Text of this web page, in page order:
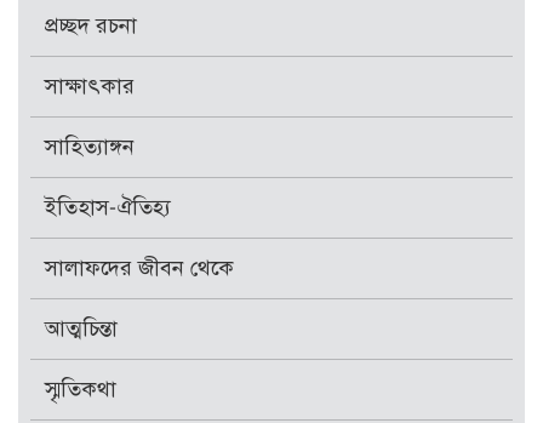
প্রচ্ছদ রচনা
সাক্ষাৎকার
সাহিত্যাঙ্গন
ইতিহাস-ঐতিহ্য
সালাফদের জীবন থেকে
আত্মচিন্তা
স্মৃতিকথা